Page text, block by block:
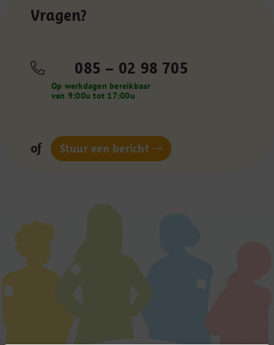
Vragen?
085 – 02 98 705
Op werkdagen bereikbaar
van 9:00u tot 17:00u
of Stuur een bericht